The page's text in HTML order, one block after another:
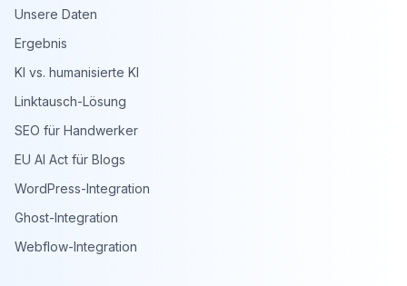
Unsere Daten
Ergebnis
KI vs. humanisierte KI
Linktausch-Lösung
SEO für Handwerker
EU AI Act für Blogs
WordPress-Integration
Ghost-Integration
Webflow-Integration